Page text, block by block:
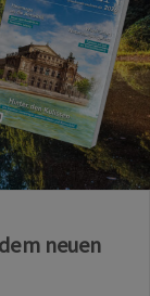
neuen